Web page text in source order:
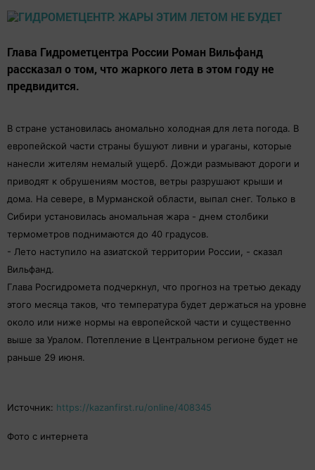
Глава Гидрометцентра России Роман Вильфанд
рассказал о том, что жаркого лета в этом году не
предвидится.
В стране установилась аномально холодная для лета погода. В
европейской части страны бушуют ливни и ураганы, которые
нанесли жителям немалый ущерб. Дожди размывают дороги и
приводят к обрушениям мостов, ветры разрушают крыши и
дома. На севере, в Мурманской области, выпал снег. Только в
Сибири установилась аномальная жара - днем столбики
термометров поднимаются до 40 градусов.
- Лето наступило на азиатской территории России, - сказал
Вильфанд.
Глава Росгидромета подчеркнул, что прогноз на третью декаду
этого месяца таков, что температура будет держаться на уровне
около или ниже нормы на европейской части и существенно
выше за Уралом. Потепление в Центральном регионе будет не
раньше 29 июня.
Источник: https://kazanfirst.ru/online/408345
Фото с интернета